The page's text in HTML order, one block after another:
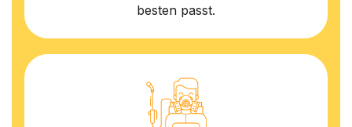
besten passt.